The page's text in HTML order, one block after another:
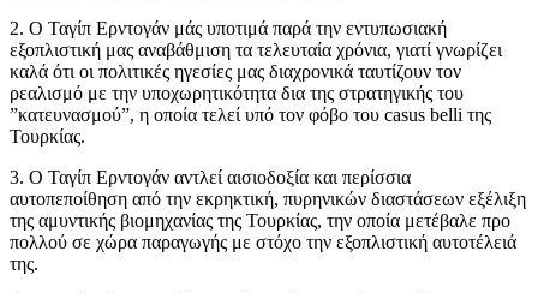
2. Ο Ταγίπ Ερντογάν μάς υποτιμά παρά την εντυπωσιακή
εξοπλιστική μας αναβάθμιση τα τελευταία χρόνια, γιατί γνωρίζει
καλά ότι οι πολιτικές ηγεσίες μας διαχρονικά ταυτίζουν τον
ρεαλισμό με την υποχωρητικότητα δια της στρατηγικής του
”κατευνασμού”, η οποία τελεί υπό τον φόβο του casus belli της
Τουρκίας.
3. Ο Ταγίπ Ερντογάν αντλεί αισιοδοξία και περίσσια
αυτοπεποίθηση από την εκρηκτική, πυρηνικών διαστάσεων εξέλιξη
της αμυντικής βιομηχανίας της Τουρκίας, την οποία μετέβαλε προ
πολλού σε χώρα παραγωγής με στόχο την εξοπλιστική αυτοτέλειά
της.